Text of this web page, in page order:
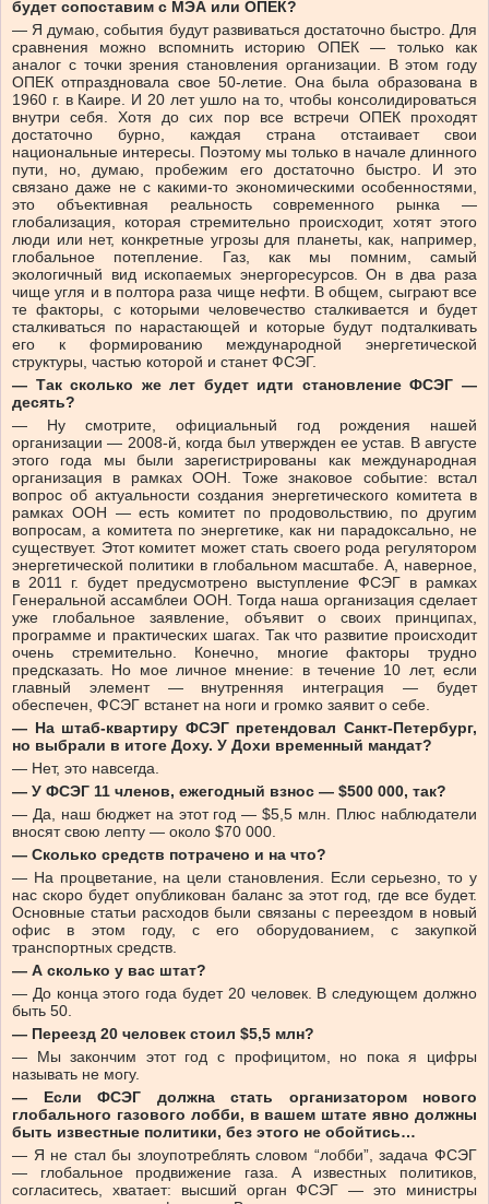
будет сопоставим с МЭА или ОПЕК?
— Я думаю, события будут развиваться достаточно быстро. Для
сравнения можно вспомнить историю ОПЕК — только как
аналог с точки зрения становления организации. В этом году
ОПЕК отпраздновала свое 50-летие. Она была образована в
1960 г. в Каире. И 20 лет ушло на то, чтобы консолидироваться
внутри себя. Хотя до сих пор все встречи ОПЕК проходят
достаточно бурно, каждая страна отстаивает свои
национальные интересы. Поэтому мы только в начале длинного
пути, но, думаю, пробежим его достаточно быстро. И это
связано даже не с какими-то экономическими особенностями,
это объективная реальность современного рынка —
глобализация, которая стремительно происходит, хотят этого
люди или нет, конкретные угрозы для планеты, как, например,
глобальное потепление. Газ, как мы помним, самый
экологичный вид ископаемых энергоресурсов. Он в два раза
чище угля и в полтора раза чище нефти. В общем, сыграют все
те факторы, с которыми человечество сталкивается и будет
сталкиваться по нарастающей и которые будут подталкивать
его к формированию международной энергетической
структуры, частью которой и станет ФСЭГ.
— Так сколько же лет будет идти становление ФСЭГ —
десять?
— Ну смотрите, официальный год рождения нашей
организации — 2008-й, когда был утвержден ее устав. В августе
этого года мы были зарегистрированы как международная
организация в рамках ООН. Тоже знаковое событие: встал
вопрос об актуальности создания энергетического комитета в
рамках ООН — есть комитет по продовольствию, по другим
вопросам, а комитета по энергетике, как ни парадоксально, не
существует. Этот комитет может стать своего рода регулятором
энергетической политики в глобальном масштабе. А, наверное,
в 2011 г. будет предусмотрено выступление ФСЭГ в рамках
Генеральной ассамблеи ООН. Тогда наша организация сделает
уже глобальное заявление, объявит о своих принципах,
программе и практических шагах. Так что развитие происходит
очень стремительно. Конечно, многие факторы трудно
предсказать. Но мое личное мнение: в течение 10 лет, если
главный элемент — внутренняя интеграция — будет
обеспечен, ФСЭГ встанет на ноги и громко заявит о себе.
— На штаб-квартиру ФСЭГ претендовал Санкт-Петербург,
но выбрали в итоге Доху. У Дохи временный мандат?
— Нет, это навсегда.
— У ФСЭГ 11 членов, ежегодный взнос — $500 000, так?
— Да, наш бюджет на этот год — $5,5 млн. Плюс наблюдатели
вносят свою лепту — около $70 000.
— Сколько средств потрачено и на что?
— На процветание, на цели становления. Если серьезно, то у
нас скоро будет опубликован баланс за этот год, где все будет.
Основные статьи расходов были связаны с переездом в новый
офис в этом году, с его оборудованием, с закупкой
транспортных средств.
— А сколько у вас штат?
— До конца этого года будет 20 человек. В следующем должно
быть 50.
— Переезд 20 человек стоил $5,5 млн?
— Мы закончим этот год с профицитом, но пока я цифры
называть не могу.
— Если ФСЭГ должна стать организатором нового
глобального газового лобби, в вашем штате явно должны
быть известные политики, без этого не обойтись…
— Я не стал бы злоупотреблять словом “лобби”, задача ФСЭГ
— глобальное продвижение газа. А известных политиков,
согласитесь, хватает: высший орган ФСЭГ — это министры